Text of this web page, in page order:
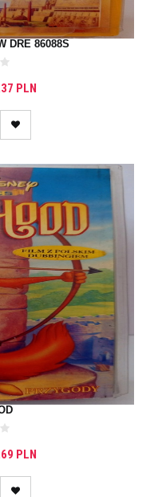
DRE 86088S
PLN
PLN